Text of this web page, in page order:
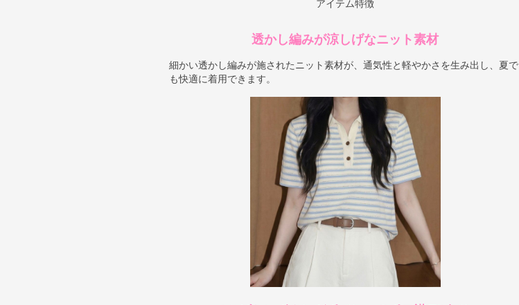
アイテム特徴
透かし編みが涼しげなニット素材
細かい透かし編みが施されたニット素材が、通気性と軽やかさを生み出し、夏で
も快適に着用できます。